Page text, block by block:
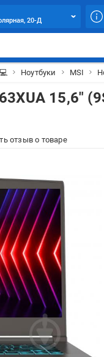
20-Д
Ноутбуки MSI
15,6"
отзыв о товаре